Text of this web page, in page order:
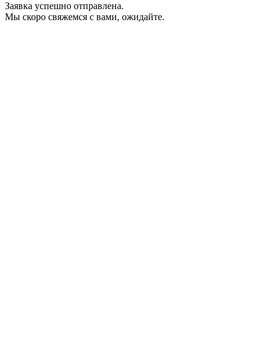
Заявка успешно отправлена.
Мы скоро свяжемся с вами, ожидайте.